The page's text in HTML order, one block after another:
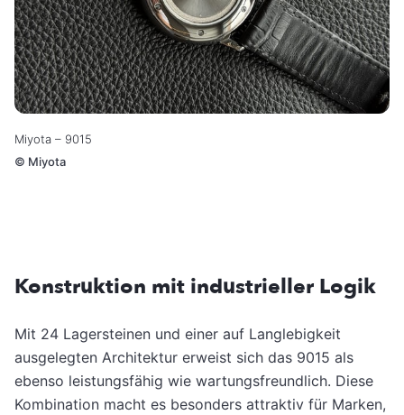
Miyota – 9015
© Miyota
Konstruktion mit industrieller Logik
Mit 24 Lagersteinen und einer auf Langlebigkeit
ausgelegten Architektur erweist sich das 9015 als
ebenso leistungsfähig wie wartungsfreundlich. Diese
Kombination macht es besonders attraktiv für Marken,